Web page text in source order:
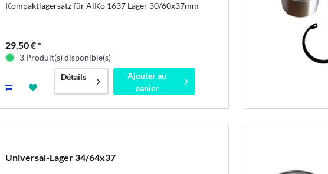
Kompaktlagersatz für AlKo 1637 Lager 30/60x37mm
29,50 € *
3 Produit(s) disponible(s)
Détails
Ajouter au
panier
Universal-Lager 34/64x37